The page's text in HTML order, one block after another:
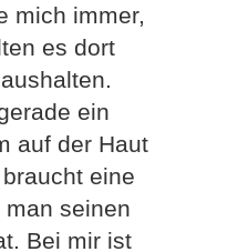
mich immer,
es dort
ein
auf der Haut
eine
seinen
Bei mir ist